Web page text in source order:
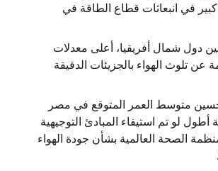
في انبعاثات قطاع الطاقة في
دول شمال أفريقيا، أعلى معدلات
عن تلوث الهواء بالجزيئات الدقيقة
متوسط العمر المتوقع في مصر
1.3 سنة أطول لو تم استيفاء المبادئ التوجيهية
الصحة العالمية بشأن جودة الهواء